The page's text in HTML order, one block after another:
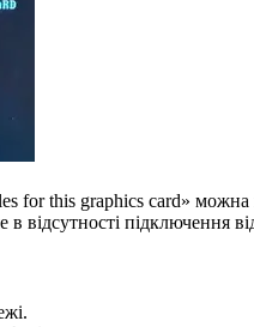
for this graphics card»
відсутності підключення